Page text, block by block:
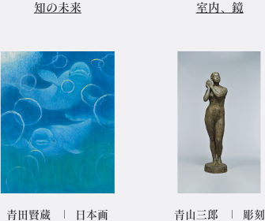
知の未来 室内、鏡
青田賢蔵 日本画 青山三郎 彫刻